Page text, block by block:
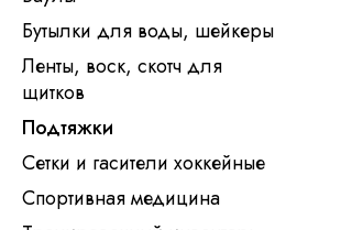
Бутылки для воды, шейкеры
Ленты, воск, скотч для
щитков
Подтяжки
Сетки и гасители хоккейные
Спортивная медицина